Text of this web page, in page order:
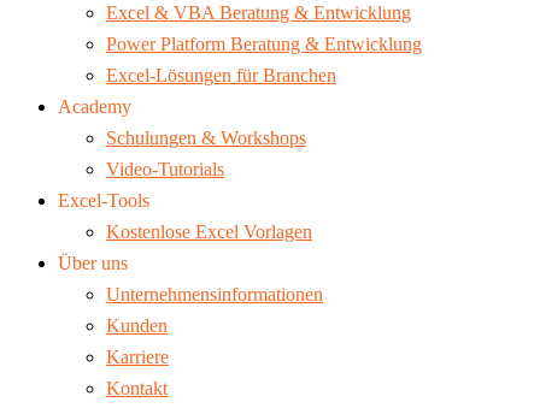
Excel & VBA Beratung & Entwicklung
Power Platform Beratung & Entwicklung
Excel-Lösungen für Branchen
Academy
Schulungen & Workshops
Video-Tutorials
Excel-Tools
Kostenlose Excel Vorlagen
Über uns
Unternehmensinformationen
Kunden
Karriere
Kontakt